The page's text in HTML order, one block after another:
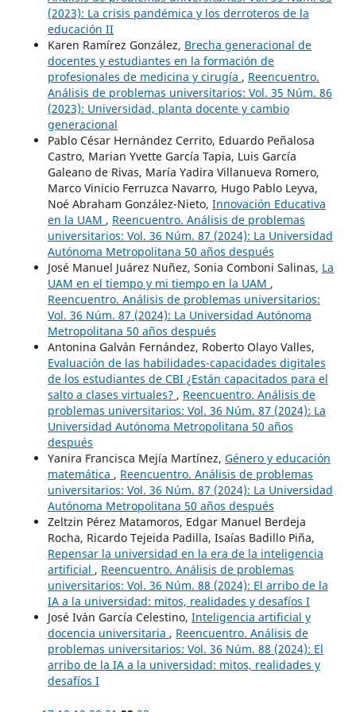
(2023): La crisis pandémica y los derroteros de la
educación II
Karen Ramírez González, Brecha generacional de
docentes y estudiantes en la formación de
profesionales de medicina y cirugía , Reencuentro.
Análisis de problemas universitarios: Vol. 35 Núm. 86
(2023): Universidad, planta docente y cambio
generacional
Pablo César Hernández Cerrito, Eduardo Peñalosa
Castro, Marian Yvette García Tapia, Luis García
Galeano de Rivas, María Yadira Villanueva Romero,
Marco Vinicio Ferruzca Navarro, Hugo Pablo Leyva,
Noé Abraham González-Nieto, Innovación Educativa
en la UAM , Reencuentro. Análisis de problemas
universitarios: Vol. 36 Núm. 87 (2024): La Universidad
Autónoma Metropolitana 50 años después
José Manuel Juárez Nuñez, Sonia Comboni Salinas, La
UAM en el tiempo y mi tiempo en la UAM ,
Reencuentro. Análisis de problemas universitarios:
Vol. 36 Núm. 87 (2024): La Universidad Autónoma
Metropolitana 50 años después
Antonina Galván Fernández, Roberto Olayo Valles,
Evaluación de las habilidades-capacidades digitales
de los estudiantes de CBI ¿Están capacitados para el
salto a clases virtuales? , Reencuentro. Análisis de
problemas universitarios: Vol. 36 Núm. 87 (2024): La
Universidad Autónoma Metropolitana 50 años
después
Yanira Francisca Mejía Martínez, Género y educación
matemática , Reencuentro. Análisis de problemas
universitarios: Vol. 36 Núm. 87 (2024): La Universidad
Autónoma Metropolitana 50 años después
Zeltzin Pérez Matamoros, Edgar Manuel Berdeja
Rocha, Ricardo Tejeida Padilla, Isaías Badillo Piña,
Repensar la universidad en la era de la inteligencia
artificial , Reencuentro. Análisis de problemas
universitarios: Vol. 36 Núm. 88 (2024): El arribo de la
IA a la universidad: mitos, realidades y desafíos I
José Iván García Celestino, Inteligencia artificial y
docencia universitaria , Reencuentro. Análisis de
problemas universitarios: Vol. 36 Núm. 88 (2024): El
arribo de la IA a la universidad: mitos, realidades y
desafíos I